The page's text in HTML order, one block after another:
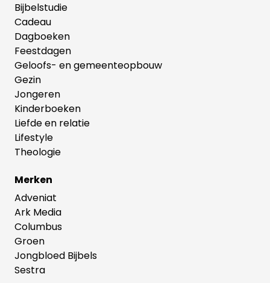
Bijbelstudie
Cadeau
Dagboeken
Feestdagen
Geloofs- en gemeenteopbouw
Gezin
Jongeren
Kinderboeken
Liefde en relatie
Lifestyle
Theologie
Merken
Adveniat
Ark Media
Columbus
Groen
Jongbloed Bijbels
Sestra